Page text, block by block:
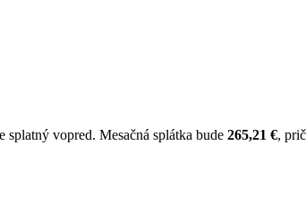
splatný vopred. Mesačná splátka bude 265,21 €,